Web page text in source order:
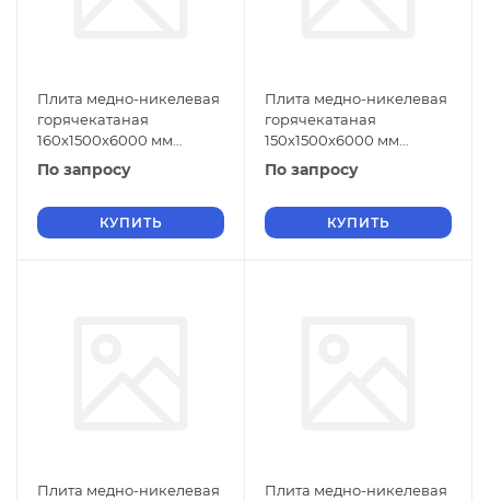
Плита медно-никелевая
горячекатаная
160х1500х6000 мм
МНЖМц30-1-1 ГОСТ 492-
По запросу
КУПИТЬ
Плита медно-никелевая
горячекатаная
150х1500х6000 мм
МНЖМц30-1-1 ГОСТ 492-
По запросу
КУПИТЬ
Плита медно-никелевая
Плита медно-никелевая